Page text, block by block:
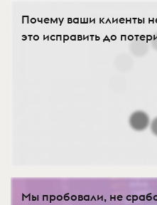
Почему ваши клиенты
это исправить до
Мы пробовали, не